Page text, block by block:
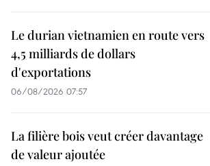
Le durian vietnamien en route vers
4,5 milliards de dollars
d'exportations
06/08/2026 07:57
La filière bois veut créer davantage
de valeur ajoutée